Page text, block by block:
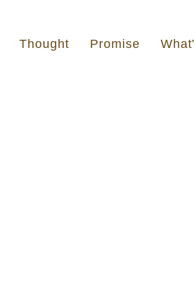
Thought Promise